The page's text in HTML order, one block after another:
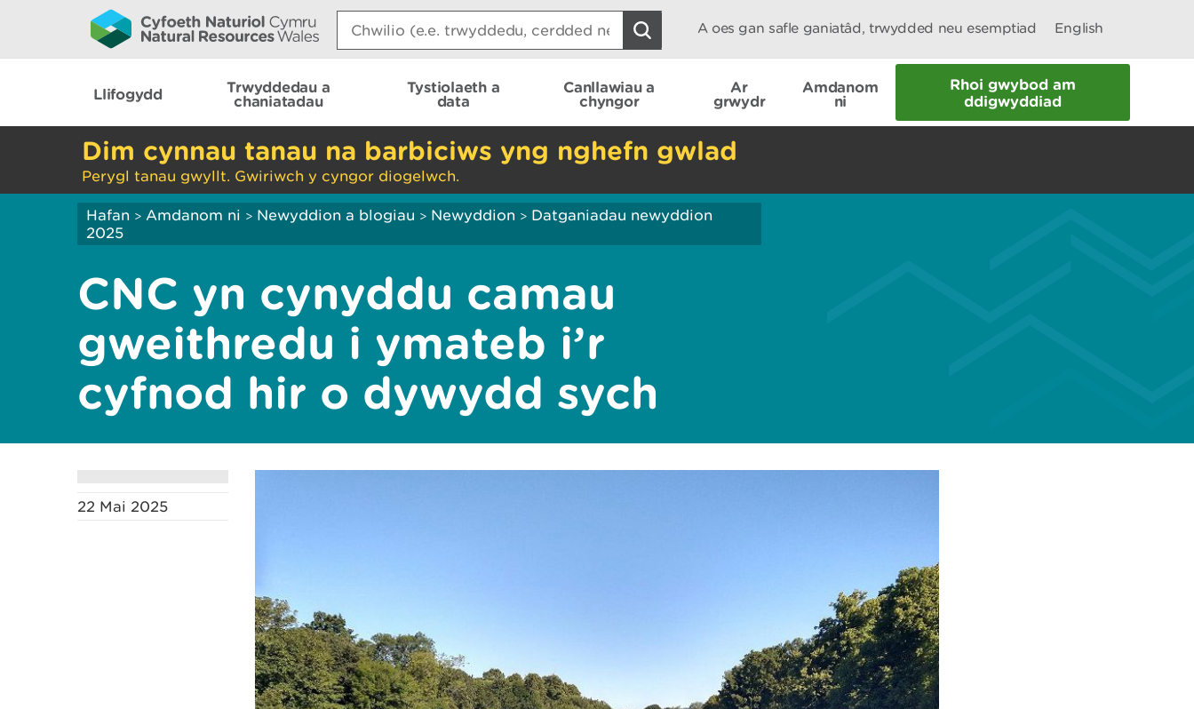
Search:
A oes gan safle ganiatâd, trwydded neu esemptiad English
Llifogydd
Trwyddedau a
chaniatadau
Tystiolaeth a
data
Canllawiau a
chyngor
Ar
grwydr
Amdanom
ni
Rhoi gwybod am
ddigwyddiad
Dim cynnau tanau na barbiciws yng nghefn gwlad
Perygl tanau gwyllt. Gwiriwch y cyngor diogelwch.
Hafan > Amdanom ni > Newyddion a blogiau > Newyddion > Datganiadau newyddion
2025
CNC yn cynyddu camau
gweithredu i ymateb i’r
cyfnod hir o dywydd sych
22 Mai 2025